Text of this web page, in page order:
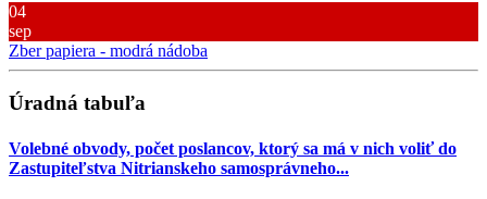
04
sep
Zber papiera - modrá nádoba
Úradná tabuľa
Volebné obvody, počet poslancov, ktorý sa má v nich voliť do
Zastupiteľstva Nitrianskeho samosprávneho...